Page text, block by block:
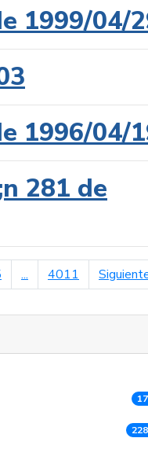
1999/04/
1996/04/
281 de
... 4011